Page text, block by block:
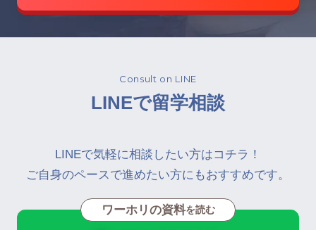
Consult on LINE
LINEで留学相談
LINEで気軽に相談したい方はコチラ！
ご自身のペースで進めたい方にもおすすめです。
ワーホリの資料を読む